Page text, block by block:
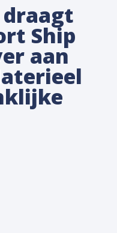
draagt
Ship
aan